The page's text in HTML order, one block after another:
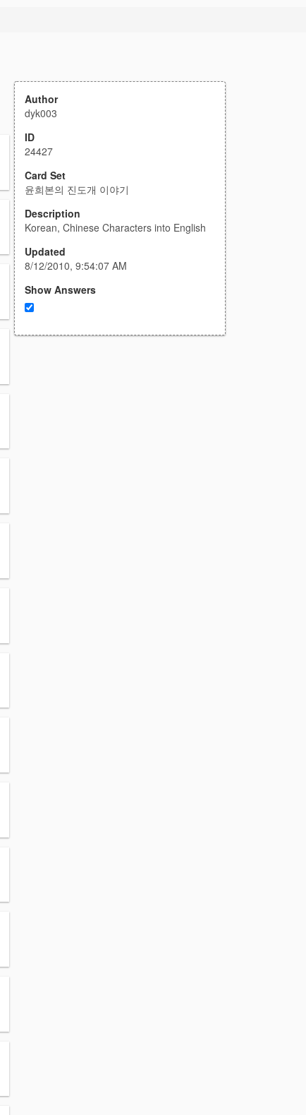
Author
dyk003
ID
24427
Card Set
윤희본의 진도개 이야기
Description
Korean, Chinese Characters into English
Updated
8/12/2010, 9:54:07 AM
Show Answers